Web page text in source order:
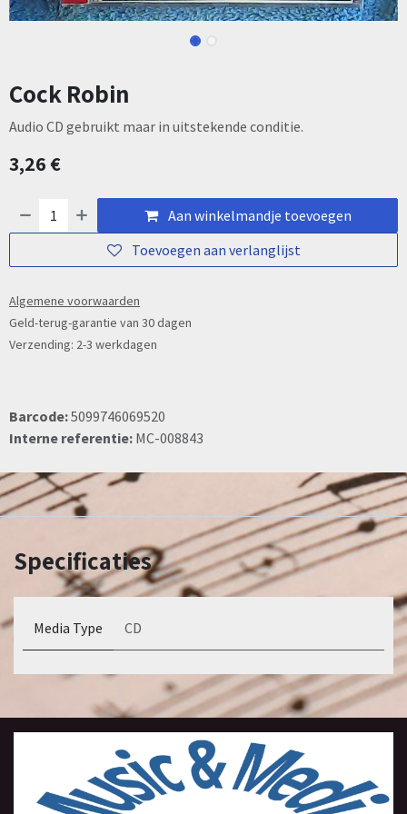
Cock Robin
Audio CD gebruikt maar in uitstekende conditie.
3,26€
Aan winkelmandje toevoegen
Toevoegen aan verlanglijst
Algemene voorwaarden
Geld-terug-garantie van 30 dagen
Verzending: 2-3 werkdagen
Barcode:5099746069520
Interne referentie: MC-008843
Specificaties
Media Type CD